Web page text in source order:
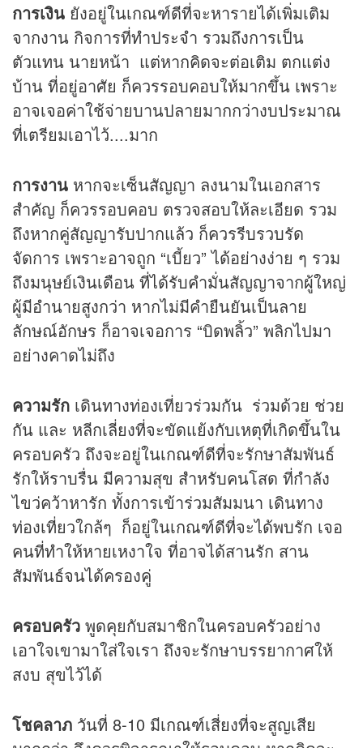
การเงิน ยังอยู่ในเกณฑ์ดีที่จะหารายได้เพิ่มเติม
จากงาน กิจการที่ทำประจำ รวมถึงการเป็น
ตัวแทน นายหน้า แต่หากคิดจะต่อเติม ตกแต่ง
บ้าน ที่อยู่อาศัย ก็ควรรอบคอบให้มากขึ้น เพราะ
อาจเจอค่าใช้จ่ายบานปลายมากกว่างบประมาณ
ที่เตรียมเอาไว้....มาก
การงาน หากจะเซ็นสัญญา ลงนามในเอกสาร
สำคัญ ก็ควรรอบคอบ ตรวจสอบให้ละเอียด รวม
ถึงหากคู่สัญญารับปากแล้ว ก็ควรรีบรวบรัด
จัดการ เพราะอาจถูก “เบี้ยว” ได้อย่างง่าย ๆ รวม
ถึงมนุษย์เงินเดือน ที่ได้รับคำมั่นสัญญาจากผู้ใหญ่
ผู้มีอำนายสูงกว่า หากไม่มีคำยืนยันเป็นลาย
ลักษณ์อักษร ก็อาจเจอการ “บิดพลิ้ว” พลิกไปมา
อย่างคาดไม่ถึง
ความรัก เดินทางท่องเที่ยวร่วมกัน ร่วมด้วย ช่วย
กัน และ หลีกเลี่ยงที่จะขัดแย้งกับเหตุที่เกิดขึ้นใน
ครอบครัว ถึงจะอยู่ในเกณฑ์ดีที่จะรักษาสัมพันธ์
รักให้ราบรื่น มีความสุข สำหรับคนโสด ที่กำลัง
ไขว่คว้าหารัก ทั้งการเข้าร่วมสัมมนา เดินทาง
ท่องเที่ยวใกล้ๆ ก็อยู่ในเกณฑ์ดีที่จะได้พบรัก เจอ
คนที่ทำให้หายเหงาใจ ที่อาจได้สานรัก สาน
สัมพันธ์จนได้ครองคู่
ครอบครัว พูดคุยกับสมาชิกในครอบครัวอย่าง
เอาใจเขามาใส่ใจเรา ถึงจะรักษาบรรยากาศให้
สงบ สุขไว้ได้
โชคลาภ วันที่ 8-10 มีเกณฑ์เสี่ยงที่จะสูญเสีย